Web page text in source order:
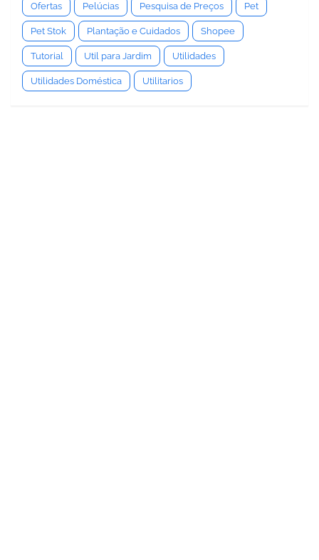
Ofertas Pelúcias Pesquisa de Preços Pet
Pet Stok Plantação e Cuidados Shopee
Tutorial Util para Jardim Utilidades
Utilidades Doméstica Utilitarios